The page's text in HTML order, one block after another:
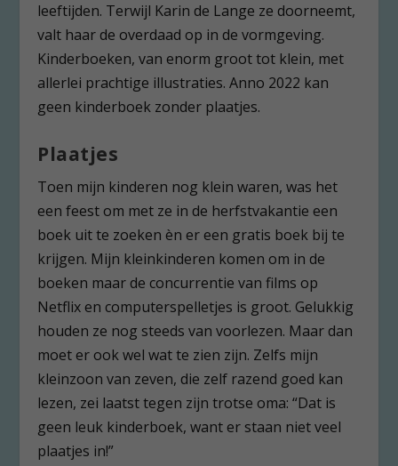
leeftijden. Terwijl Karin de Lange ze doorneemt,
valt haar de overdaad op in de vormgeving.
Kinderboeken, van enorm groot tot klein, met
allerlei prachtige illustraties. Anno 2022 kan
geen kinderboek zonder plaatjes.
Plaatjes
Toen mijn kinderen nog klein waren, was het
een feest om met ze in de herfstvakantie een
boek uit te zoeken èn er een gratis boek bij te
krijgen. Mijn kleinkinderen komen om in de
boeken maar de concurrentie van films op
Netflix en computerspelletjes is groot. Gelukkig
houden ze nog steeds van voorlezen. Maar dan
moet er ook wel wat te zien zijn. Zelfs mijn
kleinzoon van zeven, die zelf razend goed kan
lezen, zei laatst tegen zijn trotse oma: “Dat is
geen leuk kinderboek, want er staan niet veel
plaatjes in!”